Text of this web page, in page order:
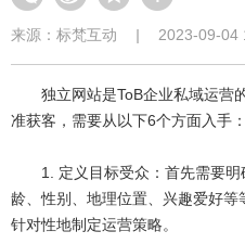
来源： 标梵互动 | 2023-09-04
独立网站是ToB企业私域运营
准获客，需要从以下6个方面入手：
1. 定义目标受众：首先需要明
龄、性别、地理位置、兴趣爱好
针对性地制定运营策略。